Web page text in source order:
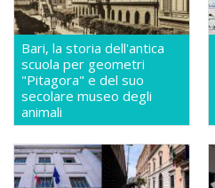
Bari, la storia dell'antica
scuola per geometri
"Pitagora" e del suo
secolare museo degli
animali